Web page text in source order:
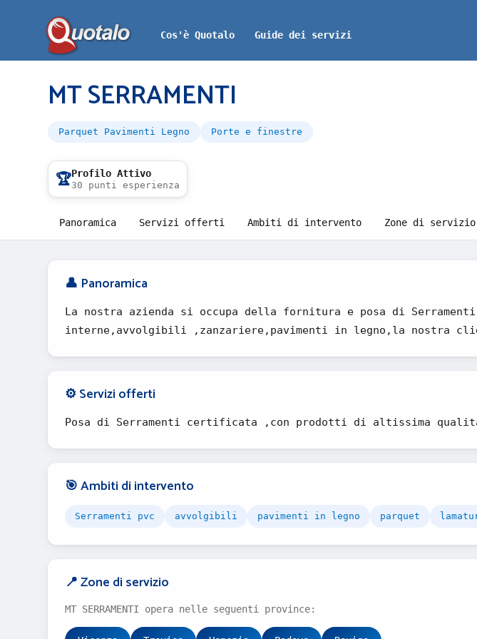
Cos'è Quotalo Guide dei servizi
MT SERRAMENTI
Parquet Pavimenti Legno Porte e finestre
🏆Profilo Attivo
30 punti esperienza
Panoramica Servizi offerti Ambiti di intervento Zone di servizio
👤 Panoramica
La nostra azienda si occupa della fornitura e posa di
interne,avvolgibili ,zanzariere,pavimenti in legno,la nostra
⚙️ Servizi offerti
Posa di Serramenti certificata ,con prodotti di altissima
🎯 Ambiti di intervento
Serramenti pvc avvolgibili pavimenti in legno parquet
📍 Zone di servizio
MT SERRAMENTI opera nelle seguenti province: